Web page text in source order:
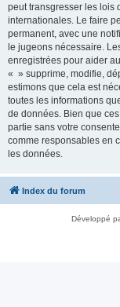
peut transgresser les lois
internationales. Le faire
permanent, avec une
le jugeons nécessaire.
enregistrées pour aider
« » supprime, modifie,
estimons que cela est
toutes les informations
de données. Bien que
partie sans votre
comme responsables en
les données.
Index du forum
Développé